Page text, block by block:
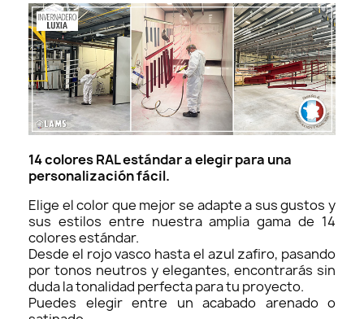
14 colores RAL estándar a elegir para una
personalización fácil.
Elige el color que mejor se adapte a sus gustos y
sus estilos entre nuestra amplia gama de 14
colores estándar.
Desde el rojo vasco hasta el azul zafiro, pasando
por tonos neutros y elegantes, encontrarás sin
duda la tonalidad perfecta para tu proyecto.
Puedes elegir entre un acabado arenado o